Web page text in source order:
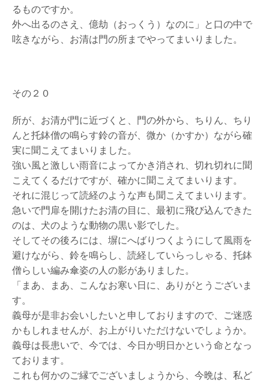
るものですか。
外へ出るのさえ、億劫（おっくう）なのに」と口の中で
呟きながら、お清は門の所までやってまいりました。
その２０
所が、お清が門に近づくと、門の外から、ちりん、ちり
んと托鉢僧の鳴らす鈴の音が、微か（かすか）ながら確
実に聞こえてまいりました。
強い風と激しい雨音によってかき消され、切れ切れに聞
こえてくるだけですが、確かに聞こえてまいります。
それに混じって読経のような声も聞こえてまいります。
急いで門扉を開けたお清の目に、最初に飛び込んできた
のは、犬のような動物の黒い影でした。
そしてその後ろには、塀にへばりつくようにして風雨を
避けながら、鈴を鳴らし、読経していらっしゃる、托鉢
僧らしい編み傘姿の人の影がありました。
「まあ、まあ、こんなお寒い日に、ありがとうございま
す。
義母が是非お会いしたいと申しておりますので、ご迷惑
かもしれませんが、お上がりいただけないでしょうか。
義母は長患いで、今では、今日か明日かという命となっ
ております。
これも何かのご縁でございましょうから、今晩は、私ど